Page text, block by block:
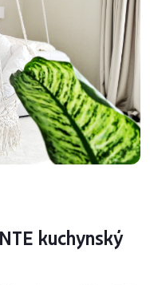
kuchynský